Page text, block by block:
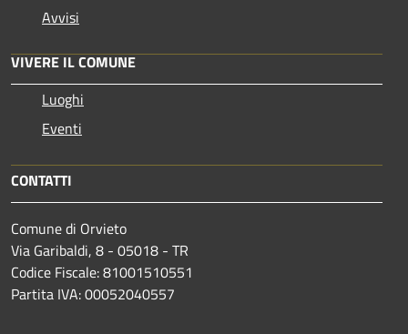
Avvisi
VIVERE IL COMUNE
Luoghi
Eventi
CONTATTI
Comune di Orvieto
Via Garibaldi, 8 - 05018 - TR
Codice Fiscale: 81001510551
Partita IVA: 00052040557